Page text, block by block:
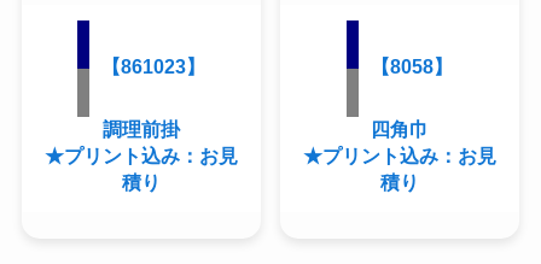
【861023】
調理前掛
★プリント込み：お見
積り
【8058】
四角巾
★プリント込み：お見
積り